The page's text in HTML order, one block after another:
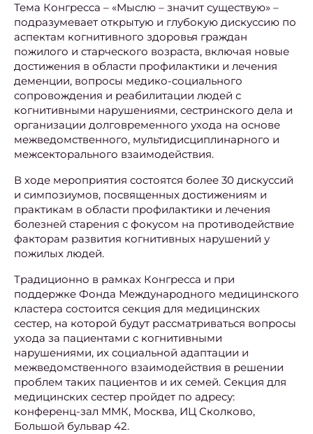
Тема Конгресса – «Мыслю – значит существую» –
подразумевает открытую и глубокую дискуссию по
аспектам когнитивного здоровья граждан
пожилого и старческого возраста, включая новые
достижения в области профилактики и лечения
деменции, вопросы медико-социального
сопровождения и реабилитации людей с
когнитивными нарушениями, сестринского дела и
организации долговременного ухода на основе
межведомственного, мультидисциплинарного и
межсекторального взаимодействия.
В ходе мероприятия состоятся более 30 дискуссий
и симпозиумов, посвященных достижениям и
практикам в области профилактики и лечения
болезней старения с фокусом на противодействие
факторам развития когнитивных нарушений у
пожилых людей.
Традиционно в рамках Конгресса и при
поддержке Фонда Международного медицинского
кластера состоится секция для медицинских
сестер, на которой будут рассматриваться вопросы
ухода за пациентами с когнитивными
нарушениями, их социальной адаптации и
межведомственного взаимодействия в решении
проблем таких пациентов и их семей. Секция для
медицинских сестер пройдет по адресу:
конференц-зал ММК, Москва, ИЦ Сколково,
Большой бульвар 42.